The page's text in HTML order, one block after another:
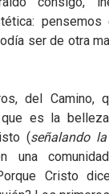
ser de otra
del Camino,
es la
(señalando
una
Cristo